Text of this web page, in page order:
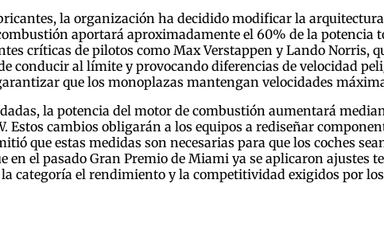
la organización ha decidido modificar la
aportará aproximadamente el 60% de la potencia
críticas de pilotos como Max Verstappen y Lando Norris,
conducir al límite y provocando diferencias de velocidad
que los monoplazas mantengan velocidades
la potencia del motor de combustión aumentará
Estos cambios obligarán a los equipos a rediseñar
que estas medidas son necesarias para que los coches
en el pasado Gran Premio de Miami ya se aplicaron ajustes
categoría el rendimiento y la competitividad exigidos por